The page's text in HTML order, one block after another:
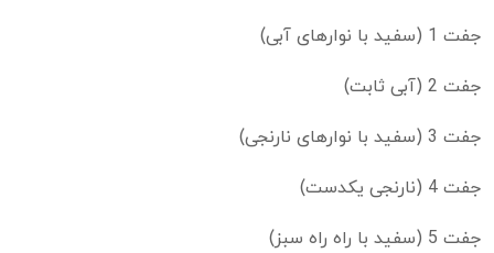
جفت 1 (سفید با نوارهای آبی)
جفت 2 (آبی ثابت)
جفت 3 (سفید با نوارهای نارنجی)
جفت 4 (نارنجی یکدست)
جفت 5 (سفید با راه راه سبز)